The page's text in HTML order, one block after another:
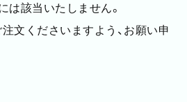
は該当いたしません。
文くださいますよう、お願い申